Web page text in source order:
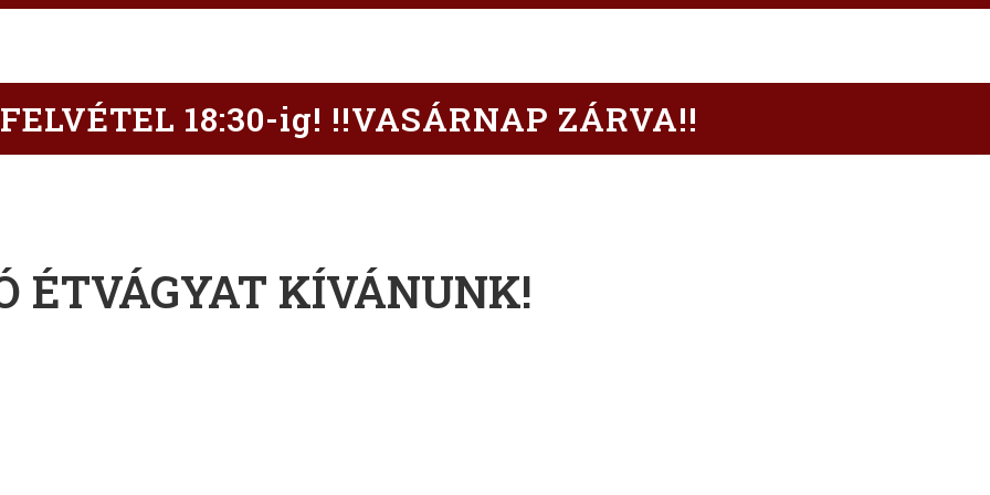
18:30-ig! !!VASÁRNAP ZÁRVA!!
ÉTVÁGYAT KÍVÁNUNK!